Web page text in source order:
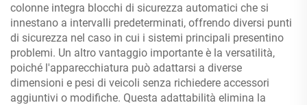
colonne integra blocchi di sicurezza automatici che si
innestano a intervalli predeterminati, offrendo diversi punti
di sicurezza nel caso in cui i sistemi principali presentino
problemi. Un altro vantaggio importante è la versatilità,
poiché l'apparecchiatura può adattarsi a diverse
dimensioni e pesi di veicoli senza richiedere accessori
aggiuntivi o modifiche. Questa adattabilità elimina la